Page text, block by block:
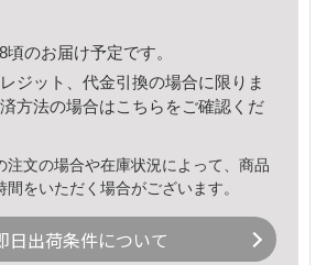
頃のお届け予定です。
ジット、代金引換の場合に限りま
方法の場合はこちら をご確認くだ
文の場合や在庫状況によって、商品
間をいただく場合がございます。
日出荷条件について